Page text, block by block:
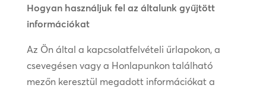
Hogyan használjuk fel az általunk gyűjtött
információkat
Az Ön által a kapcsolatfelvételi űrlapokon, a
csevegésen vagy a Honlapunkon található
mezőn keresztül megadott információkat a